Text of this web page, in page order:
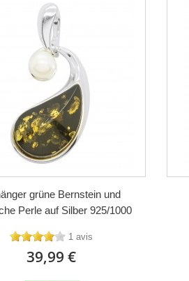
grüne Bernstein und
Perle auf Silber 925/1000
1 avis
39,99 €